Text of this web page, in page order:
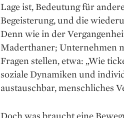
Lage ist, Bedeutung für
Begeisterung, und die
Denn wie in der
Maderthaner; Unternehmen
Fragen stellen, etwa: „Wie
soziale Dynamiken und
austauschbar, menschliches
Doch was braucht eine